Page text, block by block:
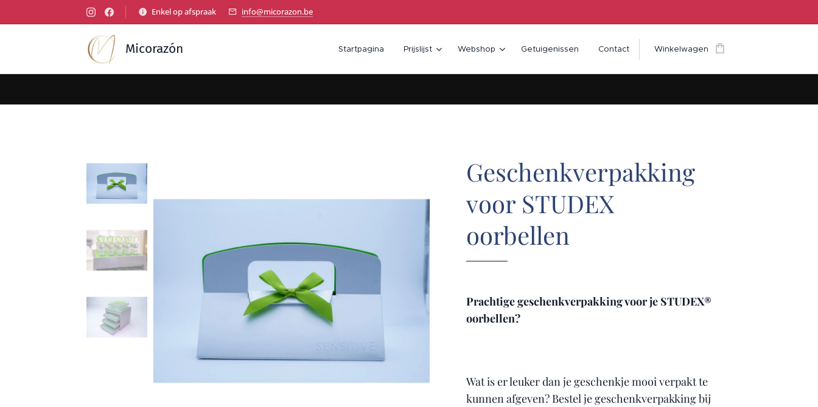
Enkel op afspraak info@micorazon.be
Micorazón Startpagina Prijslijst Webshop Getuigenissen Contact Winkelwagen
Geschenkverpakking
voor STUDEX
oorbellen
Prachtige geschenkverpakking voor je STUDEX®
oorbellen?
Wat is er leuker dan je geschenkje mooi verpakt te
kunnen afgeven? Bestel je geschenkverpakking bij